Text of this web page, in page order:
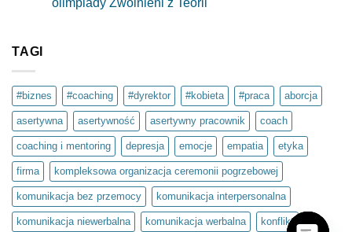
Szczecin
by
olimpiady Zwolnieni z Teorii
psychiczne
–
to
inwestycja
w
siebie.
Projekt
społeczny
Światło
umysłu
w
ramach
olimpiady
Zwolnieni
TAGI
#biznes #coaching #dyrektor #kobieta #praca aborcja
asertywna asertywność asertywny pracownik coach
coaching i mentoring depresja emocje empatia etyka
firma kompleksowa organizacja ceremonii pogrzebowej
komunikacja bez przemocy komunikacja interpersonalna
komunikacja niewerbalna komunikacja werbalna konflikt